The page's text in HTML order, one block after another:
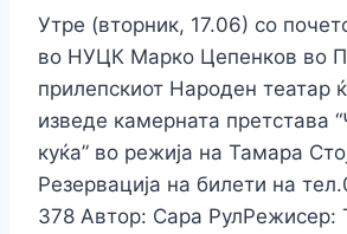
Утре (вторник, 17.06) со
во НУЦК Марко Цепенков во
прилепскиот Народен театар
изведе камерната претстава
куќа” во режија на Тамара
Резервација на билети на
378 Автор: Сара РулРежисер: